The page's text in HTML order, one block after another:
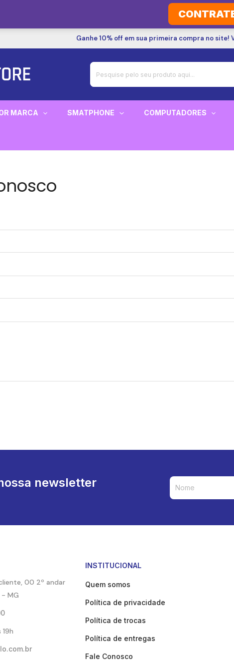
Ganhe 10% off em sua primeira compra no site!
Procurar:
MARCA SMATPHONE COMPUTADORES
newsletter
00 2º andar
MG
INSTITUCIONAL
Quem somos
Política de privacidade
Política de trocas
Política de entregas
Fale Conosco